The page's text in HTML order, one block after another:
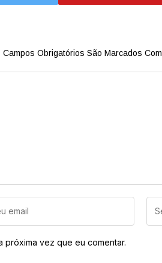
Campos Obrigatórios São Marcados Com
próxima vez que eu comentar.